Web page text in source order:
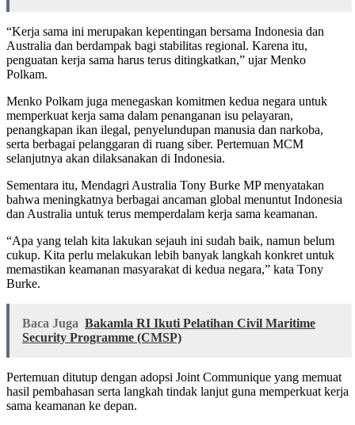
“Kerja sama ini merupakan kepentingan bersama Indonesia dan
Australia dan berdampak bagi stabilitas regional. Karena itu,
penguatan kerja sama harus terus ditingkatkan,” ujar Menko
Polkam.
Menko Polkam juga menegaskan komitmen kedua negara untuk
memperkuat kerja sama dalam penanganan isu pelayaran,
penangkapan ikan ilegal, penyelundupan manusia dan narkoba,
serta berbagai pelanggaran di ruang siber. Pertemuan MCM
selanjutnya akan dilaksanakan di Indonesia.
Sementara itu, Mendagri Australia Tony Burke MP menyatakan
bahwa meningkatnya berbagai ancaman global menuntut Indonesia
dan Australia untuk terus memperdalam kerja sama keamanan.
“Apa yang telah kita lakukan sejauh ini sudah baik, namun belum
cukup. Kita perlu melakukan lebih banyak langkah konkret untuk
memastikan keamanan masyarakat di kedua negara,” kata Tony
Burke.
Baca Juga Bakamla RI Ikuti Pelatihan Civil Maritime
Security Programme (CMSP)
Pertemuan ditutup dengan adopsi Joint Communique yang memuat
hasil pembahasan serta langkah tindak lanjut guna memperkuat kerja
sama keamanan ke depan.